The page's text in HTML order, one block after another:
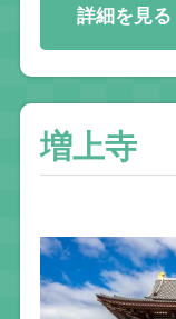
詳細を見る
増上寺